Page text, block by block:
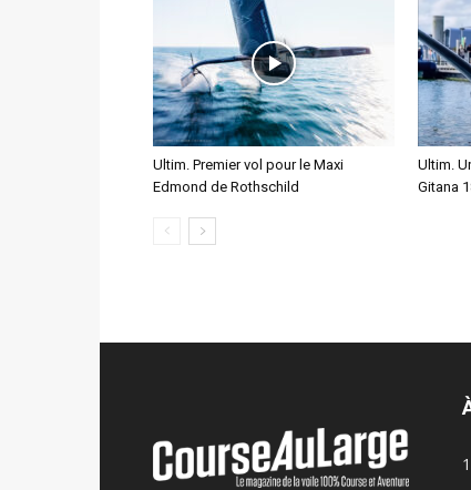
Ultim. Premier vol pour le Maxi
Edmond de Rothschild
Ultim.
Gitana